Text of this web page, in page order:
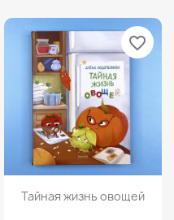
Просмотр
Тайная жизнь овощей
favorite_border